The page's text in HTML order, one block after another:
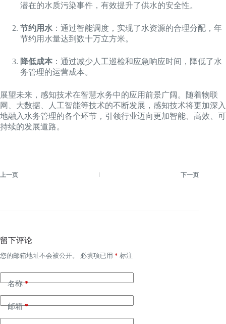
潜在的水质污染事件，有效提升了供水的安全性。
节约用水 ：通过智能调度，实现了水资源的合理分配，年
节约用水量达到数十万立方米。
降低成本 ：通过减少人工巡检和应急响应时间，降低了水
务管理的运营成本。
展望未来，感知技术在智慧水务中的应用前景广阔。随着物联
网、大数据、人工智能等技术的不断发展，感知技术将更加深入
地融入水务管理的各个环节，引领行业迈向更加智能、高效、可
持续的发展道路。
上一页 下一页
留下评论
您的邮箱地址不会被公开。 必填项已用 * 标注
名称*
邮箱*